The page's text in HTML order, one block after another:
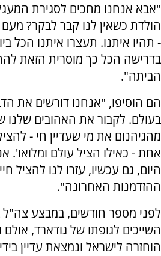
"אבא אנחנו מחכים לסגירת המעגל
הולדת כשאין לנו קבר לבקר?
- תהיו איתנו. תעצרו איתנו הכל
בדרישה הכל כך מוסרית הזאת
הביתה".
הם הוסיפו, "אנחנו דורשים את
בעולם. לקבור את האהובים שלנו
מהגיהנום את מי שעדיין חי -
אחת - כאילו הציל עולם ומלואו'.
היום, גם עכשיו, עזרו לנו להציל
ההזדמנות האחרונה".
לפני מספר חודשים, במבצע צה"ל
השייכים לגופתו של גודארד,
הוחזרה לישראל ונמצאת עדיין